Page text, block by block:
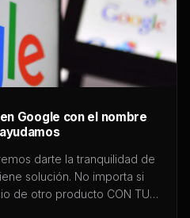
Google con el nombre
darte la tranquilidad de
solución. No importa si
de otro producto CON TU